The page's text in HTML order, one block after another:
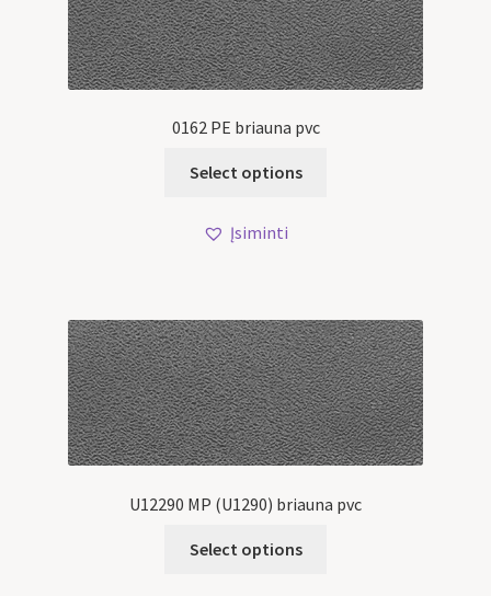
0162 PE briauna pvc
Select options
Įsiminti
U12290 MP (U1290) briauna pvc
Select options